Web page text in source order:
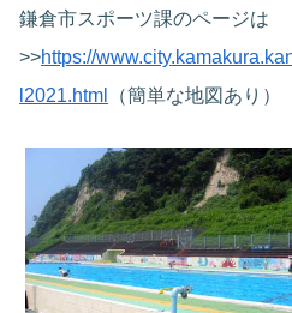
鎌倉市スポーツ課のページは
>>https://
l2021.html
（簡単な地図あり）